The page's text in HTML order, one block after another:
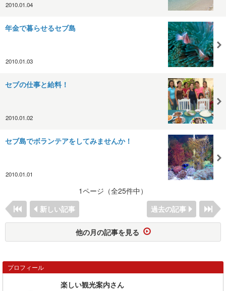
2010.01.04
年金で暮らせるセブ島
2010.01.03
セブの仕事と給料！
2010.01.02
セブ島でボランテアをしてみませんか！
2010.01.01
1ページ（全25件中）
新しい記事
過去の記事
他の月の記事を見る
プロフィール
楽しい観光案内さん